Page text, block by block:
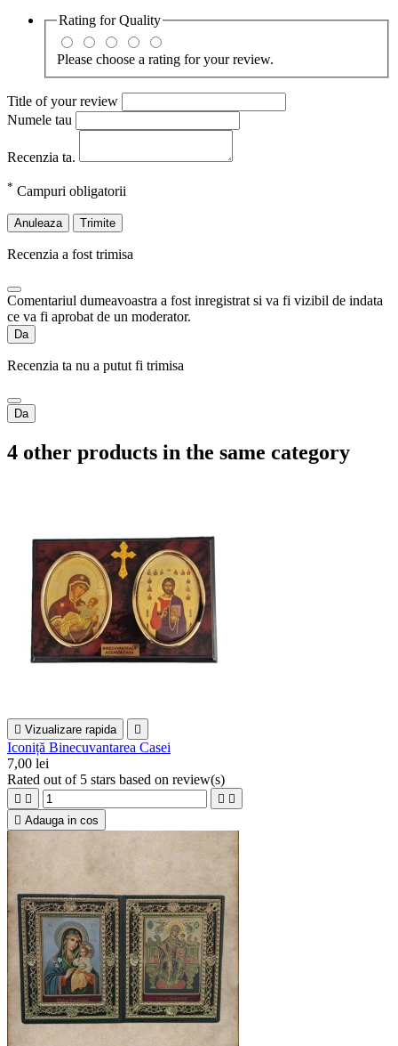
Rating forQuality
Please choose a rating for your review.
Title of your review
Numele tau
Recenzia ta.
* Campuri obligatorii
Anuleaza Trimite
Recenzia a fost trimisa
Comentariul dumeavoastra a fost inregistrat si va fi vizibil de indata
ce va fi aprobat de un moderator.
Da
Recenzia ta nu a putut fi trimisa
Da
4 other products in the same category
 Vizualizare rapida 
Iconiță Binecuvantarea Casei
7,00 lei
Rated out of 5 stars based on review(s)
   
 Adauga in cos